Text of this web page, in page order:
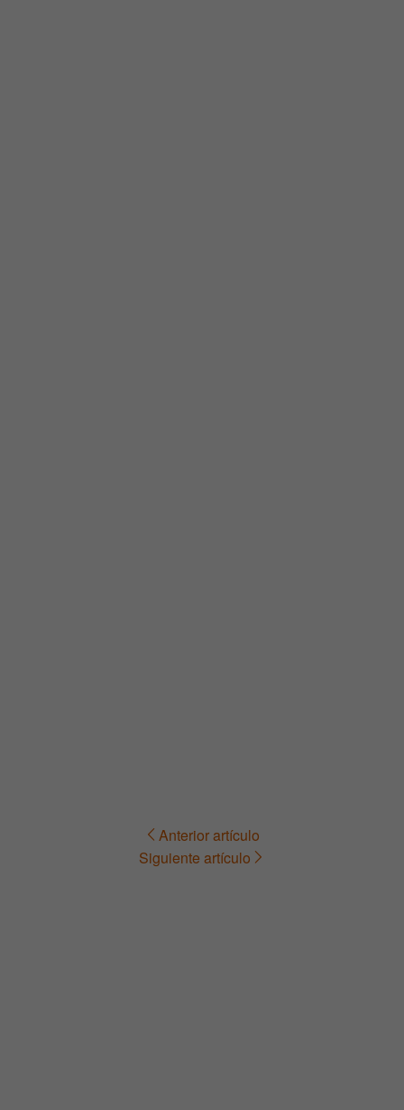
Navegación Anterior artículo
Siguiente artículo